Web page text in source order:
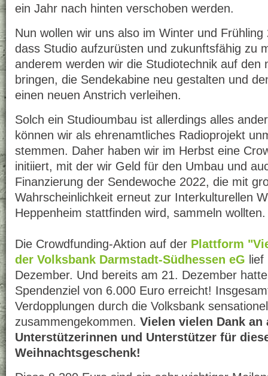
ein Jahr nach hinten verschoben werden.
Nun wollen wir uns also im Winter und
dass Studio aufzurüsten und zukunftsfähig zu
anderem werden wir die Studiotechnik auf den
bringen, die Sendekabine neu gestalten und
einen neuen Anstrich verleihen.
Solch ein Studioumbau ist allerdings alles
können wir als ehrenamtliches Radioprojekt
stemmen. Daher haben wir im Herbst eine
initiiert, mit der wir Geld für den Umbau und
Finanzierung der Sendewoche 2022, die mit
Wahrscheinlichkeit erneut zur Interkulturellen
Heppenheim stattfinden wird, sammeln wollten.
Die Crowdfunding-Aktion auf der Plattform
der Volksbank Darmstadt-Südhessen eG
Dezember. Und bereits am 21. Dezember
Spendenziel von 6.000 Euro erreicht!
Verdopplungen durch die Volksbank
zusammengekommen. Vielen vielen Dank an
Unterstützerinnen und Unterstützer für
Weihnachtsgeschenk!